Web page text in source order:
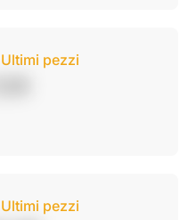
Ultimi pezzi
Ultimi pezzi